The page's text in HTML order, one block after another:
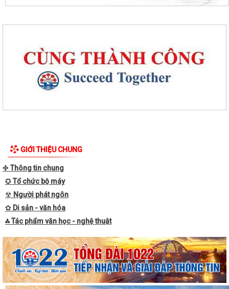
GIỚI THIỆU CHUNG
✤ Thông tin chung
✪ Tổ chức bộ máy
☢ Người phát ngôn
✿ Di sản - văn hóa
⁂ Tác phẩm văn học - nghệ thuật